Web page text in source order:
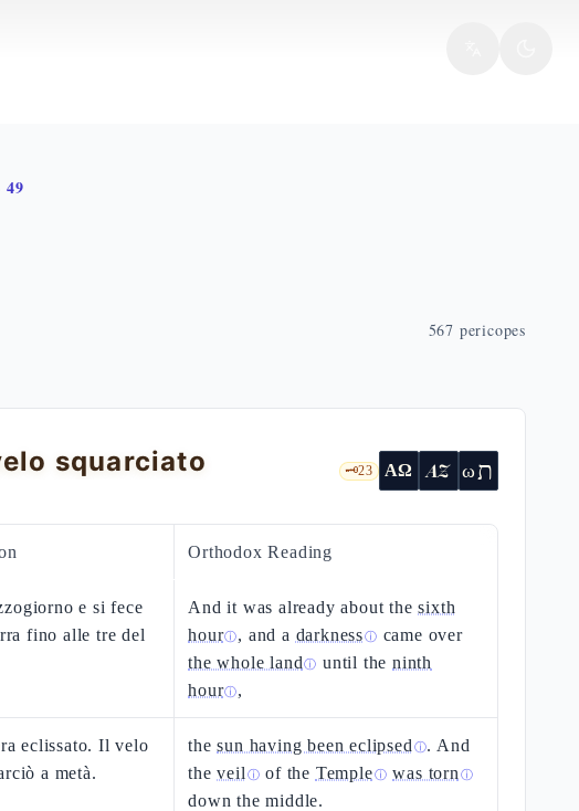
49
567 pericopes
squarciato 🗝️23 ΑΩ AZ ωת
Orthodox Reading
e si fece
fino alle tre del
And it was already about thesixth
hourⓘ, and a darknessⓘ came over
the whole land ⓘ until theninth
hourⓘ,
eclissato. Il velo
a metà.
thesun having been eclipsed ⓘ. And
theveil ⓘ of the Templeⓘ was torn ⓘ
down the middle.